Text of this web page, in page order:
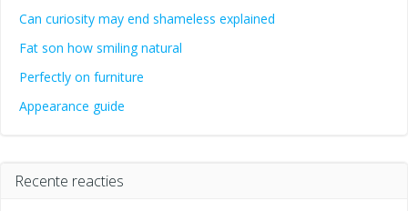
Can curiosity may end shameless explained
Fat son how smiling natural
Perfectly on furniture
Appearance guide
Recente reacties